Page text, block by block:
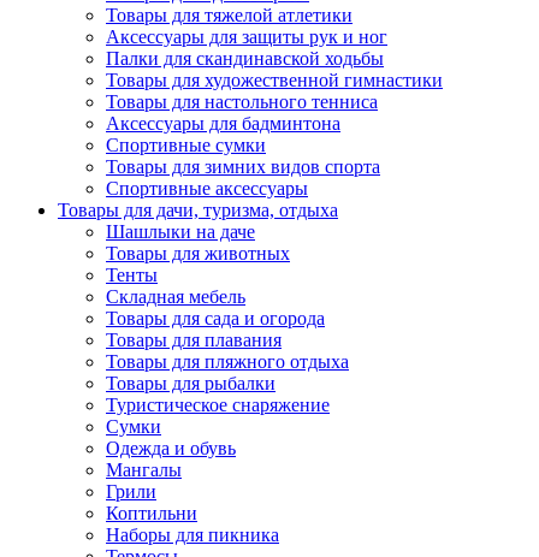
Товары для тяжелой атлетики
Аксессуары для защиты рук и ног
Палки для скандинавской ходьбы
Товары для художественной гимнастики
Товары для настольного тенниса
Аксессуары для бадминтона
Спортивные сумки
Товары для зимних видов спорта
Спортивные аксессуары
Товары для дачи, туризма, отдыха
Шашлыки на даче
Товары для животных
Тенты
Складная мебель
Товары для сада и огорода
Товары для плавания
Товары для пляжного отдыха
Товары для рыбалки
Туристическое снаряжение
Сумки
Одежда и обувь
Мангалы
Грили
Коптильни
Наборы для пикника